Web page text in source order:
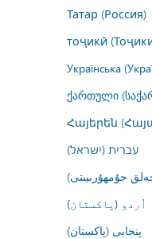
Татар (Россия)
тоҷикӣ
Українська
ქართული
Հայերեն
עברית (ישראל)
جۇمھۇرىيىتى)
اُردو (پاکستان)
پنجابی (پاکستان)